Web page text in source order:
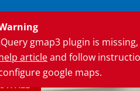
Karriere
gmap3 plugin is
articleand follow
google maps.